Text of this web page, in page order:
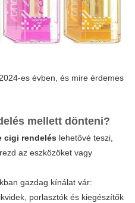
es évben, és mire érdemes
mellett dönteni?
cigi rendelés lehetővé teszi,
az eszközöket vagy
gazdag kínálat vár:
porlasztók és kiegészítők